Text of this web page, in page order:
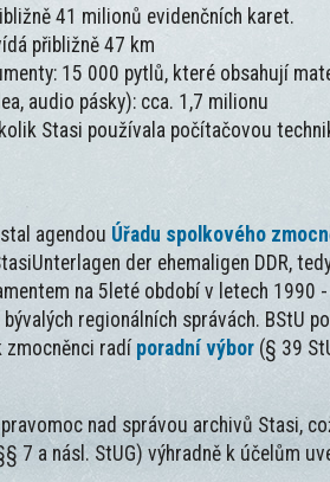
41 milionů evidenčních karet.
přibližně 47 km
15 000 pytlů, které obsahují
audio pásky): cca. 1,7 milionu
Stasi používala počítačovou
agendou Úřadu spolkového
der ehemaligen DDR,
na 5leté období v letech
regionálních správách. BStU
zmocněnci radí poradní výbor (§ 39
nad správou archivů Stasi,
7 a násl. StUG) výhradně k účelům